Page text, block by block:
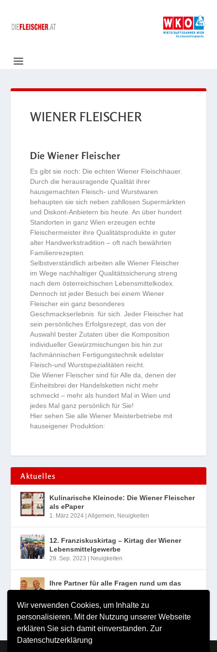
Wir verwenden Cookies, um Inhalte zu
personalisieren. Mit der Nutzung unserer Webseite
erklären Sie sich damit einverstanden. Zur
Datenschutzerklärung
WIENER FLEISCHER
Die Wiener Fleischer
Es gibt sie noch: Die echten Wiener Fleischhauer.
Durch die herausragende Qualität ihrer
hausgemachten Fleisch- und Wurstwaren
behaupten sie sich neben zahllosen Supermärkten
und Diskont-Anbietern bis heute. An über hundert
Standorten in ganz Wien erzeugen echte
Fleischermeister ihre Qualitätsprodukte in guter
alter Handwerkstradition – oft nach bewährten
Familienrezepten.
Selbstverständlich arbeiten alle Wiener Fleischer
im Wege nachhaltiger Qualitätssicherung streng
nach dem österreichischen Lebensmittelkodex.
Dennoch ist jeder Besuch bei einem Wiener
Fleischer ein ganz besonderes
Geschmackserlebnis für sich. Jeder Fleischer hat
sein persönliches Erfolgsrezept, das von der
Auswahl bester Zutaten über die Komposition
individueller Gewürzmischungen bis hin zur
fachmännischen Fertigungstechnik edelster
Fleisch-und Wurstspezialitäten reicht.
Die Wiener Fleischer sind für Alle da, denen der
Einheitsbrei der Handelsketten nicht mehr
schmeckt – mehr als hundert Mal in Wien und
jedes Mal ganz persönlich für Sie!
Hier sehen Sie alle Wiener Meisterbetriebe mit
hauseigener Produktion:
Aktuelles
Kulinarische Kleinode: Die Wiener Fleischer
als ePaper
1. März 2024 |Allgemein, Neuigkeiten
12. Franziskuskirtag – Kirtag der Wiener
Lebensmittelgewerbe
29. Sep. 2023 Neuigkeiten
Ihre Partner für alle Fragen rund um das
Lebensmittelgewerbe der Landesinnung
Wien
10. Aug. 2023|Neuigkeiten